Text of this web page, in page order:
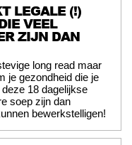
LEGALE (!)
VEEL
ZIJN DAN
long read maar
je gezondheid die je
18 dagelijkse
soep zijn dan
bewerkstelligen!